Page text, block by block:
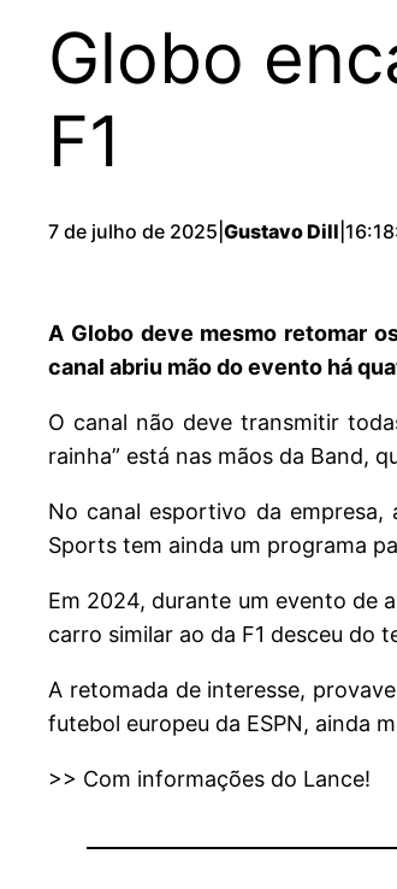
Globo
F1
7 de julho de 2025 Gustavo Dill
A Globo deve mesmo retomar
canal abriu mão do evento há
O canal não deve transmitir
rainha” está nas mãos da Band,
No canal esportivo da
Sports tem ainda um programa
Em 2024, durante um evento de
carro similar ao da F1 desceu do
A retomada de interesse,
futebol europeu da ESPN, ainda
>> Com informações do Lance!